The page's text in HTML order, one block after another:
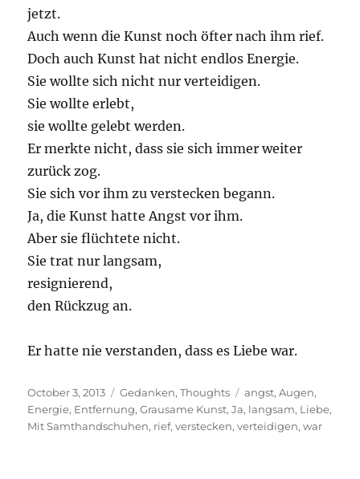
jetzt.
Auch wenn die Kunst noch öfter nach ihm rief.
Doch auch Kunst hat nicht endlos Energie.
Sie wollte sich nicht nur verteidigen.
Sie wollte erlebt,
sie wollte gelebt werden.
Er merkte nicht, dass sie sich immer weiter
zurück zog.
Sie sich vor ihm zu verstecken begann.
Ja, die Kunst hatte Angst vor ihm.
Aber sie flüchtete nicht.
Sie trat nur langsam,
resignierend,
den Rückzug an.
Er hatte nie verstanden, dass es Liebe war.
Posted
on
October 3, 2013 Categories
Gedanken,Thoughts Tags
angst,Augen,
Energie, Entfernung,Grausame Kunst,Ja, langsam, Liebe,
Mit Samthandschuhen, rief,verstecken,verteidigen,war